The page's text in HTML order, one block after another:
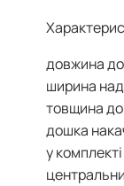
довжина
ширина
товщина
дошка
у